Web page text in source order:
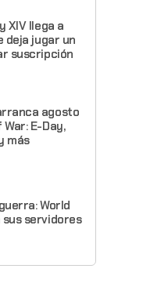
XIV llega a
deja jugar un
suscripción
agosto
E-Day,
más
World
sus servidores